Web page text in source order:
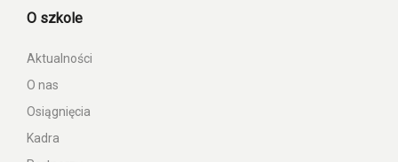
O szkole
Aktualności
O nas
Osiągnięcia
Kadra